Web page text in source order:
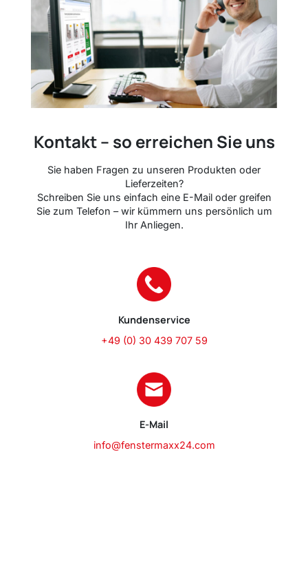
Kontakt – so erreichen Sie uns
Sie haben Fragen zu unseren Produkten oder
Lieferzeiten?
Schreiben Sie uns einfach eine E-Mail oder greifen
Sie zum Telefon – wir kümmern uns persönlich um
Ihr Anliegen.
Kundenservice
+49 (0) 30 439 707 59
E-Mail
info@fenstermaxx24.com